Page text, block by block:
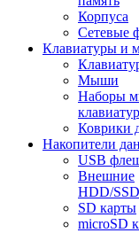
Корпуса
Сетевые
Клавиатуры и
Мыши
Наборы
Коврики
Накопители
USB
Внешние
HDD/SSD
SD карты
microSD